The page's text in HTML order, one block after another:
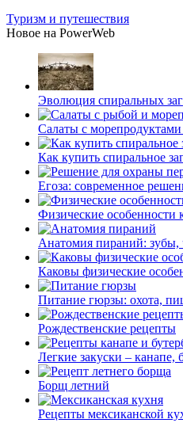
Туризм и путешествия
Новое на PowerWeb
Эволюция спиральных
Салаты с
Как купить спиральное
Егоза: современное
Физические особенности
Анатомия пираний: зубы,
Каковы физические
Питание гюрзы: охота,
Рождественские рецепты
Легкие закуски – канапе,
Борщ летний
Рецепты мексиканской